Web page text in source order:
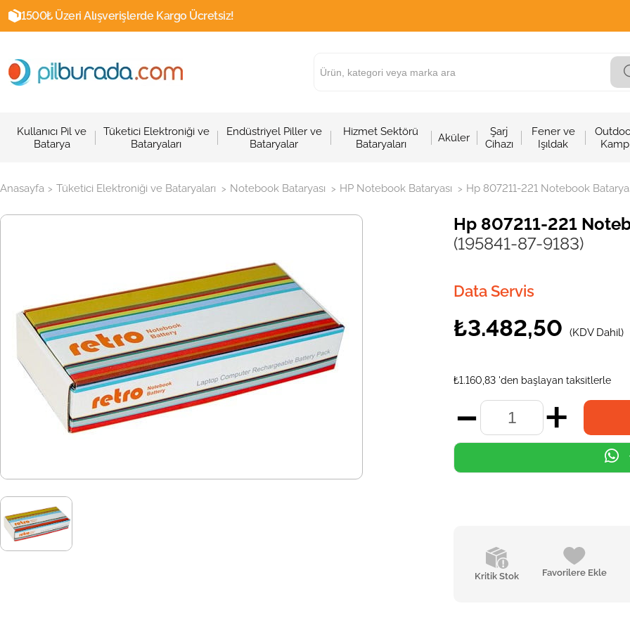
1500₺ Üzeri Alışverişlerde Kargo Ücretsiz!
Kullanıcı Pil ve
Batarya
Tüketici Elektroniği ve
Bataryaları
Endüstriyel Piller ve
Bataryalar
Hizmet Sektörü
Bataryaları
Aküler
Şarj
Cihazı
Fener ve
Işıldak
Kamp
Anasayfa > Tüketici Elektroniği ve Bataryaları > Notebook Bataryası > HP Notebook Bataryası > Hp 807211-221 Notebook
Hp 807211-221
(195841-87-9183)
Data Servis
₺3.482,50 (KDV Dahil)
₺1.160,83 'den başlayan taksitlerle
Kritik Stok Favorilere Ekle